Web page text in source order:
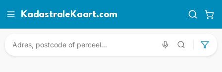
KadastraleKaart.com